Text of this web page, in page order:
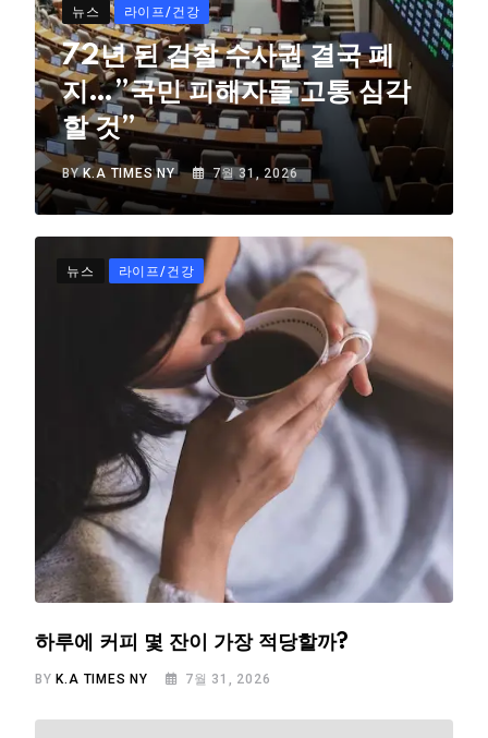
뉴스 라이프/건강
72년 된 검찰 수사권 결국 폐
지…”국민 피해자들 고통 심각
할 것”
BYK.A TIMES NY 7월 31, 2026
뉴스 라이프/건강
하루에 커피 몇 잔이 가장 적당할까?
BYK.A TIMES NY 7월 31, 2026